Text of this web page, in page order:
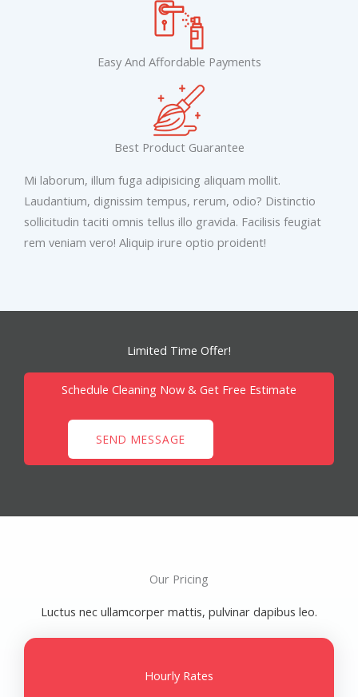
Easy And Affordable Payments
Best Product Guarantee
Mi laborum, illum fuga adipisicing aliquam mollit.
Laudantium, dignissim tempus, rerum, odio? Distinctio
sollicitudin taciti omnis tellus illo gravida. Facilisis feugiat
rem veniam vero! Aliquip irure optio proident!
Limited Time Offer!
Schedule Cleaning Now & Get Free Estimate
SEND MESSAGE
Our Pricing
Luctus nec ullamcorper mattis, pulvinar dapibus leo.
Hourly Rates